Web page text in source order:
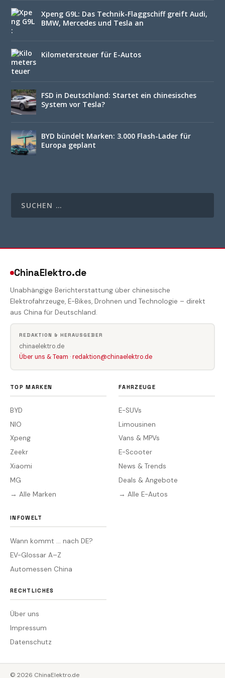
Xpeng G9L: Das Technik-Flaggschiff greift Audi,
BMW, Mercedes und Tesla an
Kilometersteuer für E-Autos
FSD in Deutschland: Startet ein chinesisches
System vor Tesla?
BYD bündelt Marken: 3.000 Flash-Lader für
Europa geplant
ChinaElektro.de
Unabhängige Berichterstattung über chinesische
Elektrofahrzeuge, E-Bikes, Drohnen und Technologie – direkt
aus China für Deutschland.
REDAKTION & HERAUSGEBER
chinaelektro.de
Über uns & Team ·redaktion@chinaelektro.de
TOP MARKEN
BYD
NIO
Xpeng
Zeekr
Xiaomi
MG
→ Alle Marken
FAHRZEUGE
E-SUVs
Limousinen
Vans & MPVs
E-Scooter
News & Trends
Deals & Angebote
→ Alle E-Autos
INFOWELT
Wann kommt … nach DE?
EV-Glossar A–Z
Automessen China
RECHTLICHES
Über uns
Impressum
Datenschutz
© 2026 ChinaElektro.de